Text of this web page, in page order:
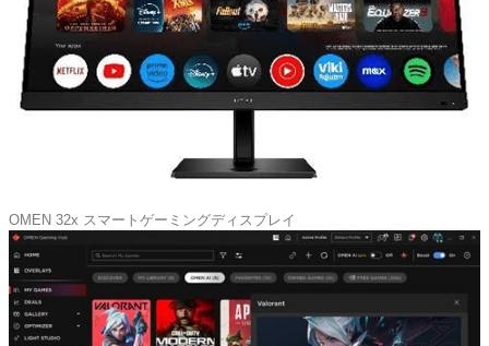
OMEN 32x スマートゲーミングディスプレイ